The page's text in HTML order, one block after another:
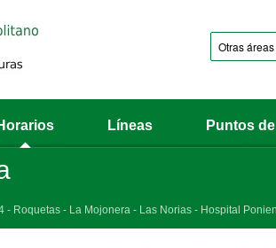
Líneas Puntos
- Roquetas - La Mojonera - Las Norias - Hospital